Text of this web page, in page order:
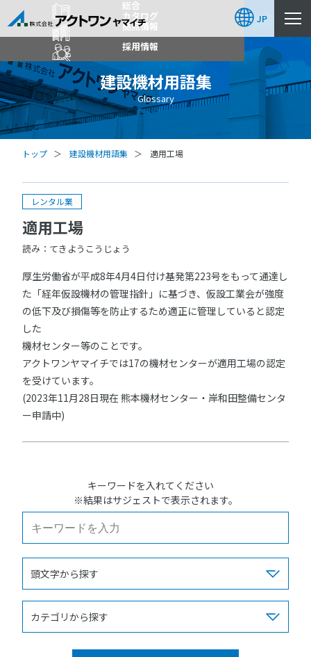
総合
カタログ
拠点情報
採用情報
JP
建設機材用語集
Glossary
トップ 建設機材用語集 適用工場
レンタル業
適用工場
読み：てきようこうじょう
厚生労働省が平成8年4月4日付け基発第223号をもって通達し
た「経年仮設機材の管理指針」に基づき、仮設工業会が強度
の低下及び損傷等を防止するため適正に管理していると認定
した
機材センター等のことです。
アクトワンヤマイチでは17の機材センターが適用工場の認定
を受けています。
(2023年11月28日現在 熊本機材センター・岸和田整備センタ
ー申請中)
キーワードを入れてください
※結果はサジェストで表示されます。